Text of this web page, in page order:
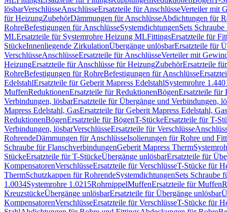
lösbarVerschlüsseAnschlüsseErsatzteile für AnschlüsseVerteiler mit
für HeizungZubehörDämmungen für AnschlüsseAbdichtungen für
RohreBefestigungen für AnschlüsseSystemdichtungenSets
MLErsatzteile für Systemrohre Heizung MLFittingsErsatzteile für
StückeInnenliegende ZirkulationÜbergänge unlösbarErsatzteile für
VerschlüsseAnschlüsseErsatzteile für AnschlüsseVerteiler mit
HeizungErsatzteile für Anschlüsse für HeizungZubehörErsatzteile
RohreBefestigungen für RohreBefestigungen für Anschlüsse
EdelstahlErsatzteile für Geberit Mapress EdelstahlSystemrohre
MuffenReduktionenErsatzteile für ReduktionenBögenErsatzteile für
Verbindungen, lösbarErsatzteile für Übergänge und Verbindungen,
Mapress Edelstahl, GasErsatzteile für Geberit Mapress Edelstahl, Gas
ReduktionenBögenErsatzteile für BögenT-StückeErsatzteile für T-
Verbindungen, lösbarVerschlüsseErsatzteile für Verschlüsse
RohrendeDämmungen für AnschlüsseIsolierungen für Rohre und
Schraube für FlanschverbindungenGeberit Mapress Therm
StückeErsatzteile für T-StückeÜbergänge unlösbarErsatzteile für
KompensatorenVerschlüsseErsatzteile für VerschlüsseT-Stücke für
ThermSchutzkappen für RohrendeSystemdichtungenSets Schraube
1.0034Systemrohre 1.0215RohrnippelMuffenErsatzteile für Muffen
KreuzstückeÜbergänge unlösbarErsatzteile für Übergänge unlösbar
KompensatorenVerschlüsseErsatzteile für VerschlüsseT-Stücke für